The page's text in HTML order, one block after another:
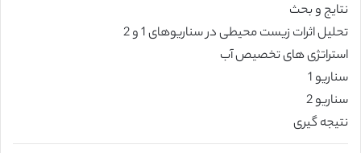
نتایج و بحث
تحلیل اثرات زیست محیطی در سناریوهای 1 و 2
استراتژی های تخصیص آب
سناریو 1
سناریو 2
نتیجه گیری